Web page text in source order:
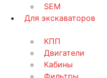
SEM
Для экскаваторов
КПП
Двигатели
Кабины
Фильтры